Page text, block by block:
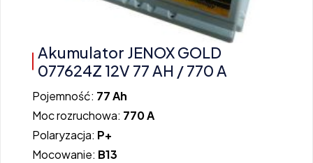
Akumulator JENOX GOLD
077624Z 12V 77 AH / 770 A
Pojemność: 77 Ah
Moc rozruchowa: 770 A
Polaryzacja: P+
Mocowanie: B13